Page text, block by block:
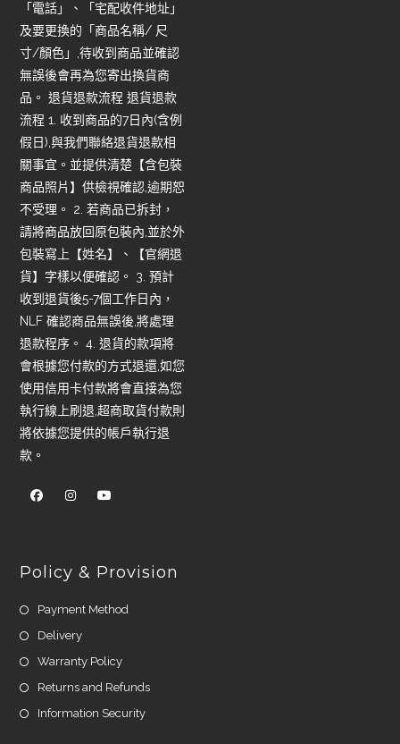
「電話」、「宅配收件地址」
及要更換的「商品名稱/ 尺
寸/顏色」,待收到商品並確認
無誤後會再為您寄出換貨商
品。 退貨退款流程 退貨退款
流程 1. 收到商品的7日內(含例
假日),與我們聯絡退貨退款相
關事宜。並提供清楚【含包裝
商品照片】供檢視確認,逾期恕
不受理。 2. 若商品已拆封，
請將商品放回原包裝內,並於外
包裝寫上【姓名】、【官網退
貨】字樣以便確認。 3. 預計
收到退貨後5-7個工作日內，
NLF 確認商品無誤後,將處理
退款程序。 4. 退貨的款項將
會根據您付款的方式退還,如您
使用信用卡付款將會直接為您
執行線上刷退,超商取貨付款則
將依據您提供的帳戶執行退
款。
Policy & Provision
Payment Method
Delivery
Warranty Policy
Returns and Refunds
Information Security